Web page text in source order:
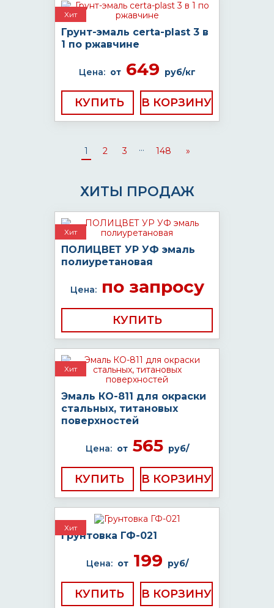
Хит
Грунт-эмаль certa-plast 3 в
1 по ржавчине
Цена: от649 руб/кг
КУПИТЬ
1 2 3 ... 148 »
ХИТЫ ПРОДАЖ
Хит
ПОЛИЦВЕТ УР УФ эмаль
полиуретановая
Цена:по запросу
КУПИТЬ
Хит
Эмаль КО-811 для окраски
стальных, титановых
поверхностей
Цена: от565 руб/
КУПИТЬ
Хит
Грунтовка ГФ-021
Цена: от199 руб/
КУПИТЬ